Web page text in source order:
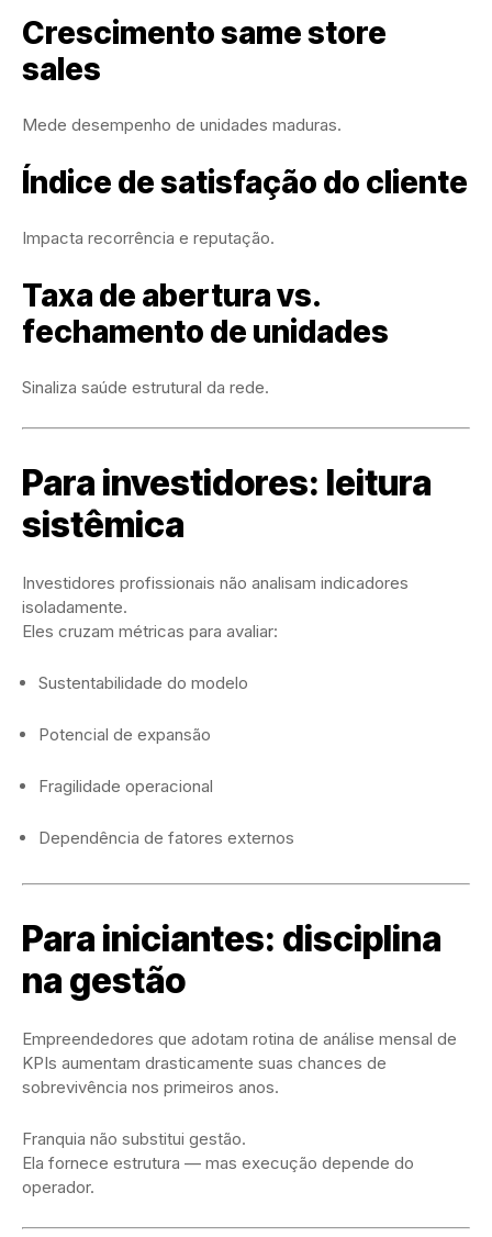
Crescimento same store
sales
Mede desempenho de unidades maduras.
Índice de satisfação do cliente
Impacta recorrência e reputação.
Taxa de abertura vs.
fechamento de unidades
Sinaliza saúde estrutural da rede.
Para investidores: leitura
sistêmica
Investidores profissionais não analisam indicadores
isoladamente.
Eles cruzam métricas para avaliar:
Sustentabilidade do modelo
Potencial de expansão
Fragilidade operacional
Dependência de fatores externos
Para iniciantes: disciplina
na gestão
Empreendedores que adotam rotina de análise mensal de
KPIs aumentam drasticamente suas chances de
sobrevivência nos primeiros anos.
Franquia não substitui gestão.
Ela fornece estrutura — mas execução depende do
operador.